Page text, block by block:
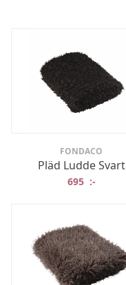
FONDACO
Pläd Ludde Svart
695 :-